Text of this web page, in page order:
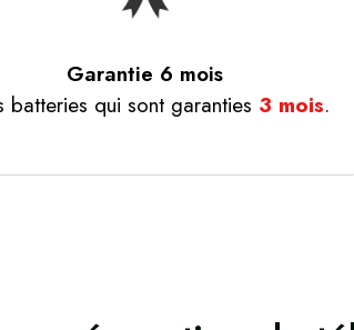
Garantie 6 mois
batteries qui sont garanties 3 mois.